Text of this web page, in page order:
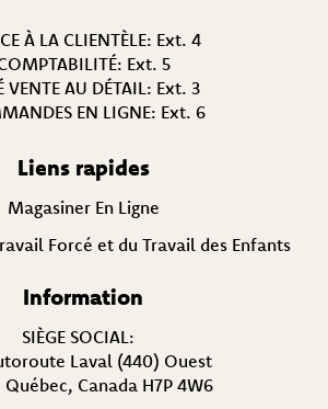
À LA CLIENTÈLE: Ext. 4
Ext. 5
VENTE AU DÉTAIL: Ext. 3
EN LIGNE: Ext. 6
Liens rapides
Magasiner En Ligne
Forcé et du Travail des Enfants
Information
SIÈGE SOCIAL:
Laval (440) Ouest
Québec, Canada H7P 4W6